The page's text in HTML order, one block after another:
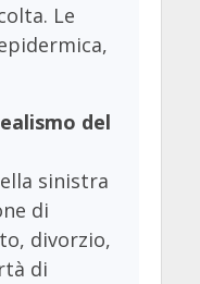
Le
del
sinistra
di
divorzio,
di